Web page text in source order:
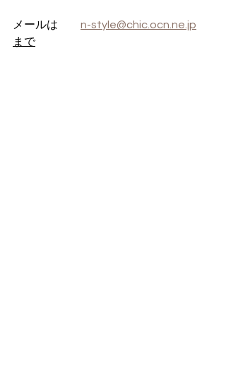
メールは n-style@chic.ocn.ne.jp
まで